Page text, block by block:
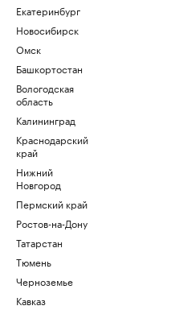
Екатеринбург
Новосибирск
Омск
Башкортостан
Вологодская
область
Калининград
Краснодарский
край
Нижний
Новгород
Пермский край
Ростов-на-Дону
Татарстан
Тюмень
Черноземье
Кавказ